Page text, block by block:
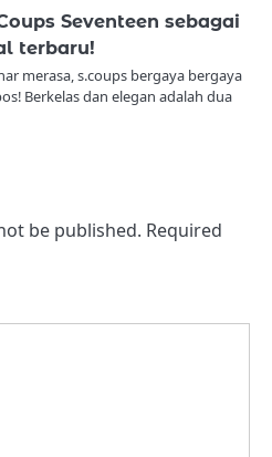
Seventeen sebagai
terbaru!
merasa, s.coups bergaya bergaya
Berkelas dan elegan adalah dua
be published. Required